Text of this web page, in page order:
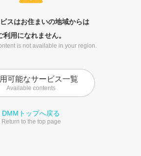
スはお住まいの地域からは
利用になれません。
is not available in your region.
可能なサービス一覧
Available contents
DMMトップへ戻る
Return to the top page